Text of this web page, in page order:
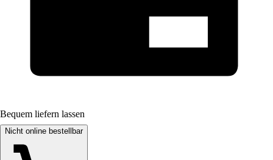
Bequem liefern lassen
Nicht online bestellbar